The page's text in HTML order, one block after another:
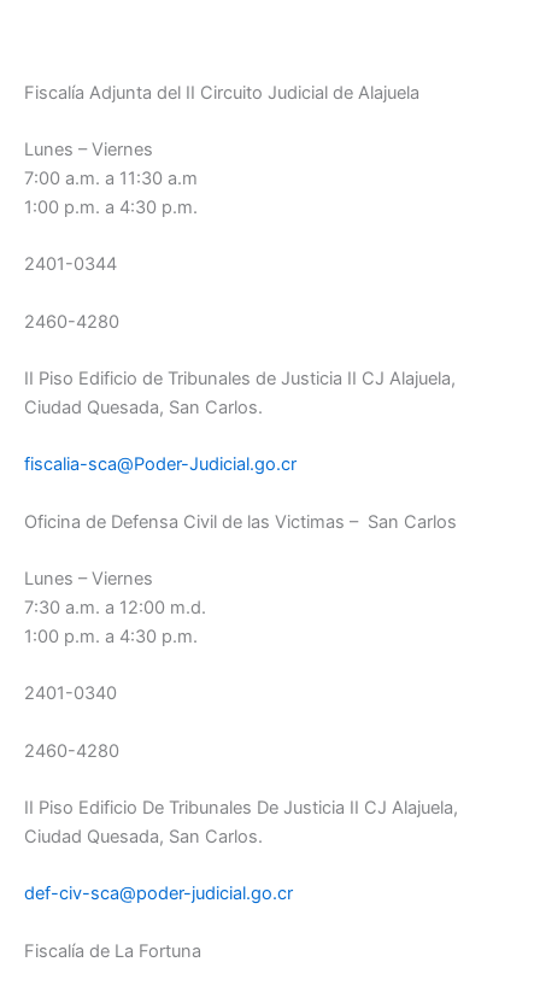
Fiscalía Adjunta del II Circuito Judicial de Alajuela
Lunes – Viernes
7:00 a.m. a 11:30 a.m
1:00 p.m. a 4:30 p.m.
2401-0344
2460-4280
II Piso Edificio de Tribunales de Justicia II CJ Alajuela,
Ciudad Quesada, San Carlos.
fiscalia-sca@Poder-Judicial.go.cr
Oficina de Defensa Civil de las Victimas – San Carlos
Lunes – Viernes
7:30 a.m. a 12:00 m.d.
1:00 p.m. a 4:30 p.m.
2401-0340
2460-4280
II Piso Edificio De Tribunales De Justicia II CJ Alajuela,
Ciudad Quesada, San Carlos.
def-civ-sca@poder-judicial.go.cr
Fiscalía de La Fortuna